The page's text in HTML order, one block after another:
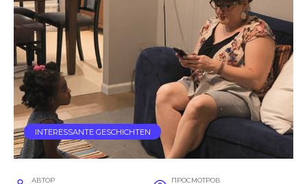
INTERESSANTE GESCHICHTEN
АВТОР ПРОСМОТРОВ